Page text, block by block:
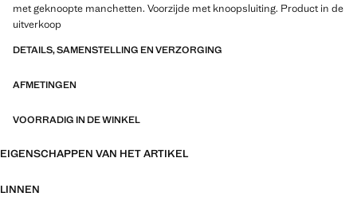
met geknoopte manchetten. Voorzijde met knoopsluiting. Product in de
uitverkoop
DETAILS, SAMENSTELLING EN VERZORGING
AFMETINGEN
VOORRADIG IN DE WINKEL
EIGENSCHAPPEN VAN HET ARTIKEL
LINNEN